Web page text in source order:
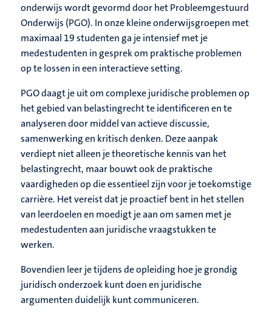
onderwijs wordt gevormd door het Probleemgestuurd
Onderwijs (PGO). In onze kleine onderwijsgroepen met
maximaal 19 studenten ga je intensief met je
medestudenten in gesprek om praktische problemen
op te lossen in een interactieve setting.
PGO daagt je uit om complexe juridische problemen op
het gebied van belastingrecht te identificeren en te
analyseren door middel van actieve discussie,
samenwerking en kritisch denken. Deze aanpak
verdiept niet alleen je theoretische kennis van het
belastingrecht, maar bouwt ook de praktische
vaardigheden op die essentieel zijn voor je toekomstige
carrière. Het vereist dat je proactief bent in het stellen
van leerdoelen en moedigt je aan om samen met je
medestudenten aan juridische vraagstukken te
werken.
Bovendien leer je tijdens de opleiding hoe je grondig
juridisch onderzoek kunt doen en juridische
argumenten duidelijk kunt communiceren.